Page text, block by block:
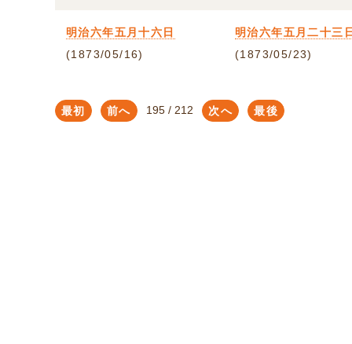
明治六年五月十六日
(1873/05/16)
明治六年五月二十三
(1873/05/23)
最初 前へ 次へ 最後